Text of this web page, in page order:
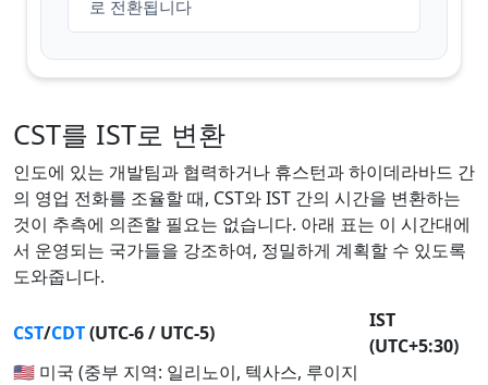
로 전환됩니다
CST를 IST로 변환
인도에 있는 개발팀과 협력하거나 휴스턴과 하이데라바드 간
의 영업 전화를 조율할 때, CST와 IST 간의 시간을 변환하는
것이 추측에 의존할 필요는 없습니다. 아래 표는 이 시간대에
서 운영되는 국가들을 강조하여, 정밀하게 계획할 수 있도록
도와줍니다.
CST/CDT(UTC-6 / UTC-5)
IST
(UTC+5:30)
🇺🇸 미국 (중부 지역: 일리노이, 텍사스, 루이지